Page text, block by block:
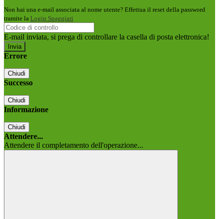
Non hai una e-mail associata al nome utente? Effettua il reset della password
tramite la Login Spaggiari
E-mail inviata, si prega di controllare la casella di posta elettronica!
Errore
Chiudi
Successo
Chiudi
Informazione
Chiudi
Attendere...
Attendere il completamento dell'operazione...